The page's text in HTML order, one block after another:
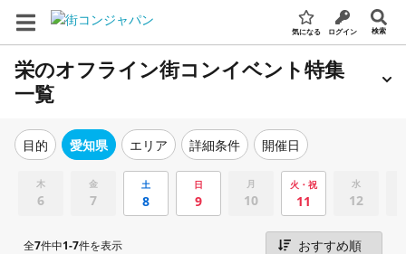
気になる ログイン 検索
栄のオフライン街コンイベント特集
一覧
目的 愛知県 エリア 詳細条件 開催日
木
6
金
7
土
8
日
9
月
10
火・祝
11
水
12
全7件中1-7件を表示